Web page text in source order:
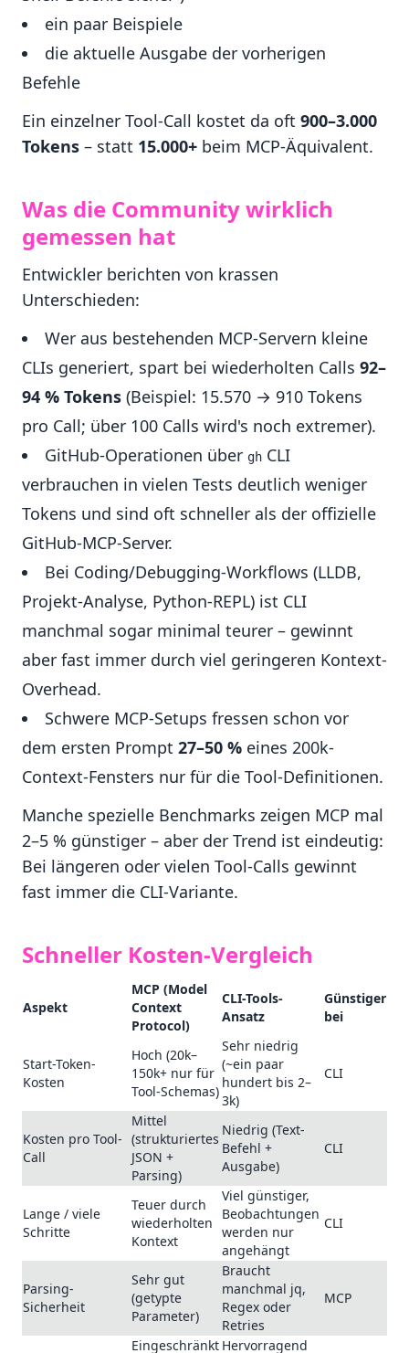
ein paar Beispiele
die aktuelle Ausgabe der vorherigen
Befehle
Ein einzelner Tool-Call kostet da oft 900–3.000
Tokens – statt 15.000+ beim MCP-Äquivalent.
Was die Community wirklich
gemessen hat
Entwickler berichten von krassen
Unterschieden:
Wer aus bestehenden MCP-Servern kleine
CLIs generiert, spart bei wiederholten Calls 92–
94 % Tokens (Beispiel: 15.570 → 910 Tokens
pro Call; über 100 Calls wird's noch extremer).
GitHub-Operationen über gh CLI
verbrauchen in vielen Tests deutlich weniger
Tokens und sind oft schneller als der offizielle
GitHub-MCP-Server.
Bei Coding/Debugging-Workflows (LLDB,
Projekt-Analyse, Python-REPL) ist CLI
manchmal sogar minimal teurer – gewinnt
aber fast immer durch viel geringeren Kontext-
Overhead.
Schwere MCP-Setups fressen schon vor
dem ersten Prompt 27–50 % eines 200k-
Context-Fensters nur für die Tool-Definitionen.
Manche spezielle Benchmarks zeigen MCP mal
2–5 % günstiger – aber der Trend ist eindeutig:
Bei längeren oder vielen Tool-Calls gewinnt
fast immer die CLI-Variante.
Schneller Kosten-Vergleich
Aspekt
MCP (Model
Context
Protocol)
CLI-Tools-
Ansatz
Günstiger
bei
Start-Token-
Kosten
Hoch (20k–
150k+ nur für
Tool-Schemas)
Sehr niedrig
(~ein paar
hundert bis 2–
3k)
CLI
Kosten pro Tool-
Call
Mittel
(strukturiertes
JSON +
Parsing)
Niedrig (Text-
Befehl +
Ausgabe)
CLI
Lange / viele
Schritte
Teuer durch
wiederholten
Kontext
Viel günstiger,
Beobachtungen
werden nur
angehängt
CLI
Parsing-
Sicherheit
Sehr gut
(getypte
Parameter)
Braucht
manchmal jq,
Regex oder
Retries
MCP
Eingeschränkt Hervorragend